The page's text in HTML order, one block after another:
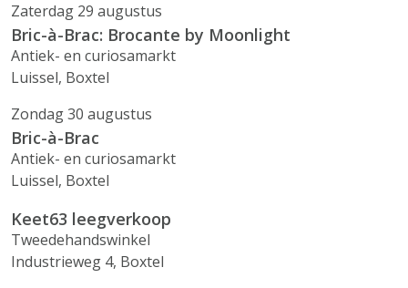
Zaterdag 29 augustus
Bric-à-Brac: Brocante by Moonlight
Antiek- en curiosamarkt
Luissel, Boxtel
Zondag 30 augustus
Bric-à-Brac
Antiek- en curiosamarkt
Luissel, Boxtel
Keet63 leegverkoop
Tweedehandswinkel
Industrieweg 4, Boxtel